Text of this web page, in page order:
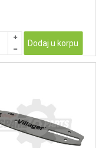
Dodaj u korpu